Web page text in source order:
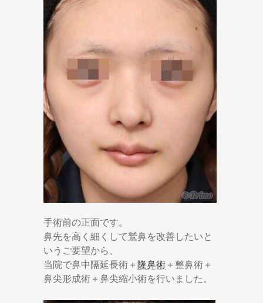
手術前の正面です。
鼻先を高く細くして鷲鼻を改善したいと
いうご要望から、
当院で鼻中隔延長術＋ 隆鼻術 ＋整鼻術＋
鼻尖形成術＋鼻尖縮小術を行いました。